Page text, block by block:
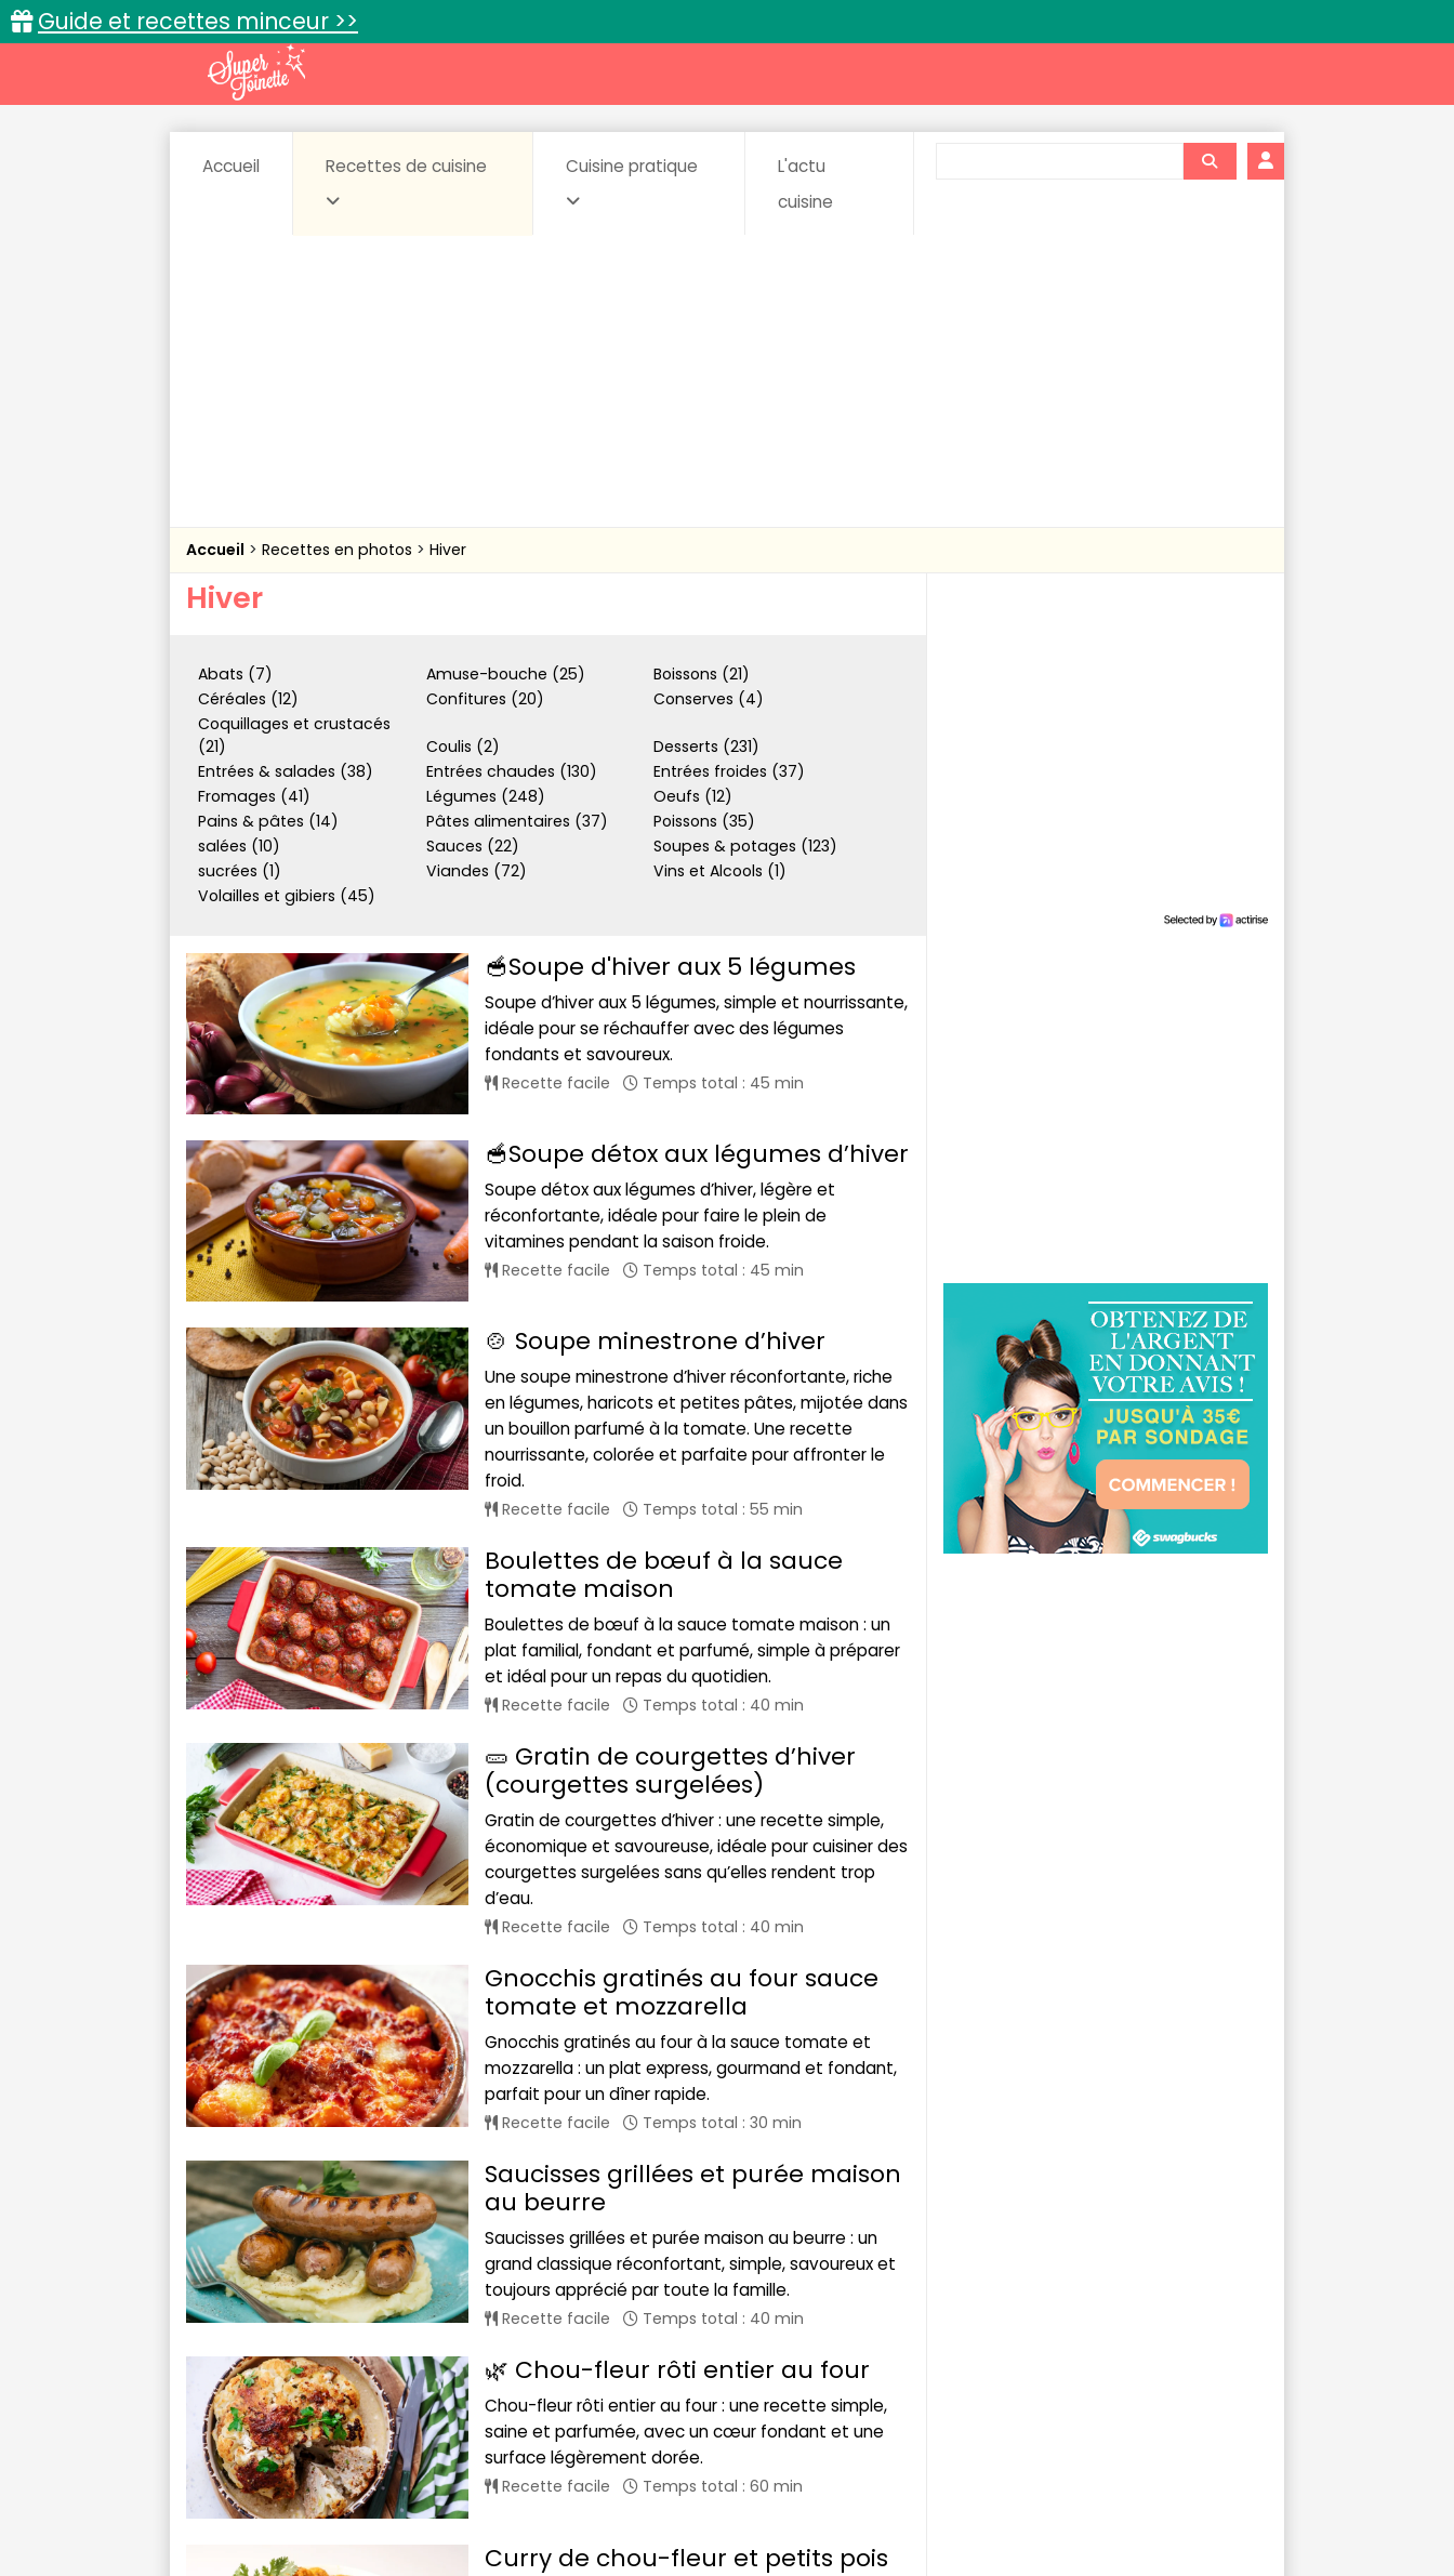
Guide et recettes minceur >>
Accueil Recettes de cuisine Cuisine pratique
L'actu
cuisine
Accueil Recettes en photos Hiver
Hiver
Abats (7) Amuse-bouche (25)
Boissons (21)
Céréales (12)
Confitures (20)
Conserves (4)
Coquillages et crustacés
(21)
Coulis (2)
Desserts (231)
Entrées & salades (38)
Entrées chaudes (130)
Entrées froides (37)
Fromages (41)
Légumes (248)
Oeufs (12)
Pains & pâtes (14)
Pâtes alimentaires (37)
Poissons (35)
salées (10)
Sauces (22)
Soupes & potages (123)
sucrées (1)
Viandes (72)
Vins et Alcools (1)
Volailles et gibiers (45)
🥣Soupe d'hiver aux 5 légumes
Soupe d’hiver aux 5 légumes, simple et nourrissante,
idéale pour se réchauffer avec des légumes
fondants et savoureux.
Recette facile Temps total : 45 min
🥣Soupe détox aux légumes d’hiver
Soupe détox aux légumes d’hiver, légère et
réconfortante, idéale pour faire le plein de
vitamines pendant la saison froide.
Recette facile Temps total : 45 min
🍲 Soupe minestrone d’hiver
Une soupe minestrone d’hiver réconfortante, riche
en légumes, haricots et petites pâtes, mijotée dans
un bouillon parfumé à la tomate. Une recette
nourrissante, colorée et parfaite pour affronter le
froid.
Recette facile Temps total : 55 min
Boulettes de bœuf à la sauce
tomate maison
Boulettes de bœuf à la sauce tomate maison : un
plat familial, fondant et parfumé, simple à préparer
et idéal pour un repas du quotidien.
Recette facile Temps total : 40 min
🥒 Gratin de courgettes d’hiver
(courgettes surgelées)
Gratin de courgettes d’hiver : une recette simple,
économique et savoureuse, idéale pour cuisiner des
courgettes surgelées sans qu’elles rendent trop
d’eau.
Recette facile Temps total : 40 min
Gnocchis gratinés au four sauce
tomate et mozzarella
Gnocchis gratinés au four à la sauce tomate et
mozzarella : un plat express, gourmand et fondant,
parfait pour un dîner rapide.
Recette facile Temps total : 30 min
Saucisses grillées et purée maison
au beurre
Saucisses grillées et purée maison au beurre : un
grand classique réconfortant, simple, savoureux et
toujours apprécié par toute la famille.
Recette facile Temps total : 40 min
🌿 Chou-fleur rôti entier au four
Chou-fleur rôti entier au four : une recette simple,
saine et parfumée, avec un cœur fondant et une
surface légèrement dorée.
Recette facile Temps total : 60 min
Curry de chou-fleur et petits pois